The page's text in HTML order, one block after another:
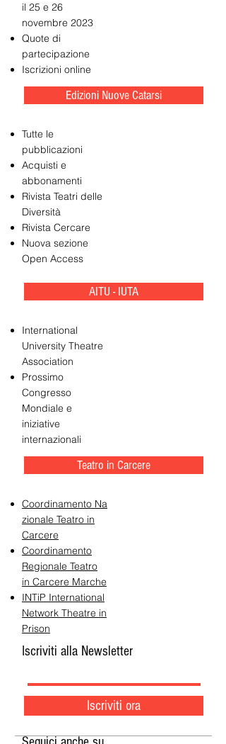
il 25 e 26
novembre 2023
Quote di
partecipazione
Iscrizioni online
Edizioni Nuove Catarsi
Tutte le
pubblicazioni
Acquisti e
abbonamenti
Rivista Teatri delle
Diversità
Rivista Cercare
Nuova sezione
Open Access
AITU - IUTA
International
University Theatre
Association
Prossimo
Congresso
Mondiale e
iniziative
internazionali
Teatro in Carcere
Coordinamento Na
zionale Teatro in
Carcere
Coordinamento
Regionale Teatro
in Carcere Marche
INTiP International
Network Theatre in
Prison
Iscriviti alla Newsletter
Iscriviti ora